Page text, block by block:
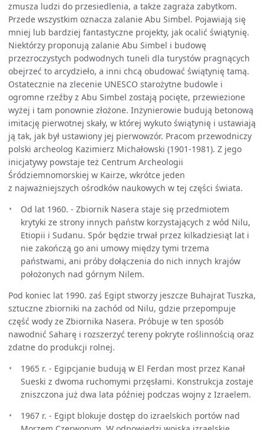
zmusza ludzi do przesiedlenia, a także zagraża zabytkom.
Przede wszystkim oznacza zalanie Abu Simbel. Pojawiają się
mniej lub bardziej fantastyczne projekty, jak ocalić świątynię.
Niektórzy proponują zalanie Abu Simbel i budowę
przezroczystych podwodnych tuneli dla turystów pragnących
obejrzeć to arcydzieło, a inni chcą obudować świątynię tamą.
Ostatecznie na zlecenie UNESCO starożytne budowle i
ogromne rzeźby z Abu Simbel zostają pocięte, przewiezione
wyżej i tam ponownie złożone. Inżynierowie budują betonową
imitację pierwotnej skały, w której wykuto świątynię i ustawiają
ją tak, jak był ustawiony jej pierwowzór. Pracom przewodniczy
polski archeolog Kazimierz Michałowski (1901-1981). Z jego
inicjatywy powstaje też Centrum Archeologii
Śródziemnomorskiej w Kairze, wkrótce jeden
z najważniejszych ośrodków naukowych w tej części świata.
Od lat 1960. - Zbiornik Nasera staje się przedmiotem
krytyki ze strony innych państw korzystających z wód Nilu,
Etiopii i Sudanu. Spór będzie trwał przez kilkadziesiąt lat i
nie zakończą go ani umowy między tymi trzema
państwami, ani próby dołączenia do nich innych krajów
położonych nad górnym Nilem.
Pod koniec lat 1990. zaś Egipt stworzy jeszcze Buhajrat Tuszka,
sztuczne zbiorniki na zachód od Nilu, gdzie przepompuje
część wody ze Zbiornika Nasera. Próbuje w ten sposób
nawodnić Saharę i rozszerzyć tereny pokryte roślinnością oraz
zdatne do produkcji rolnej.
1965 r. - Egipcjanie budują w El Ferdan most przez Kanał
Sueski z dwoma ruchomymi przęsłami. Konstrukcja zostaje
zniszczona już dwa lata później podczas wojny z Izraelem.
1967 r. - Egipt blokuje dostęp do izraelskich portów nad